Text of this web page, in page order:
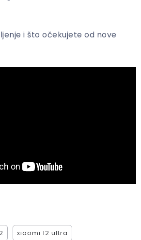
i što očekujete od nove
xiaomi 12 ultra